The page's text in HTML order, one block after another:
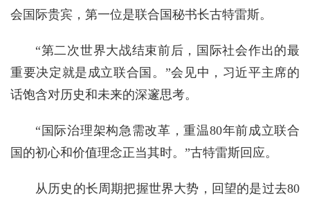
会国际贵宾，第一位是联合国秘书长古特雷斯。
“第二次世界大战结束前后，国际社会作出的最
重要决定就是成立联合国。”会见中，习近平主席的
话饱含对历史和未来的深邃思考。
“国际治理架构急需改革，重温80年前成立联合
国的初心和价值理念正当其时。”古特雷斯回应。
从历史的长周期把握世界大势，回望的是过去80